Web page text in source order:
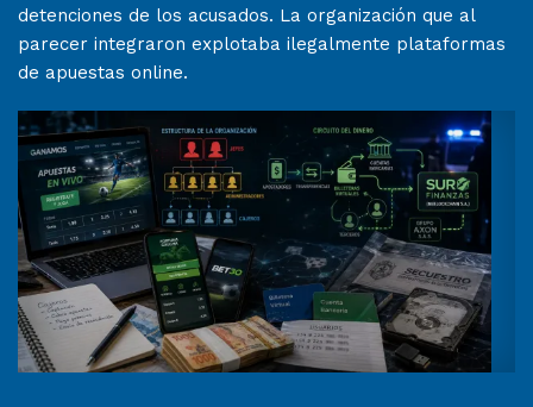
detenciones de los acusados. La organización que al
parecer integraron explotaba ilegalmente plataformas
de apuestas online.